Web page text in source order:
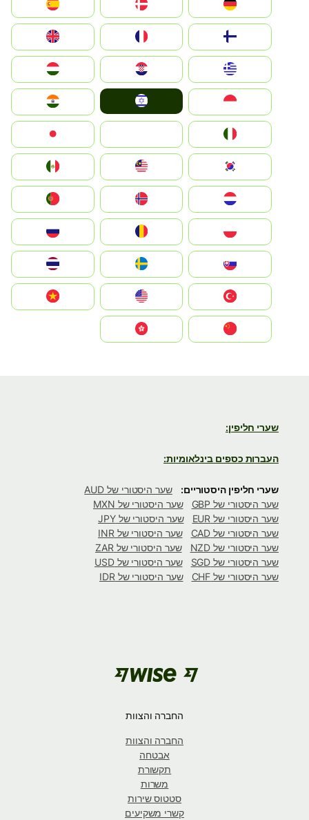
Deutschland
Denmark
United Kingdom
Hrvatska
Magyarország
Indonesia
South Korea
Nederland
Portugal
România
Slovensko
United States
Vietnam
שערי חליפין:
העברות כספים בינלאומיות:
שערי חליפין היסטוריים:
שער היסטורי של AUD
שער היסטורי של GBP
שער היסטורי של MXN
שער היסטורי של EUR
שער היסטורי של JPY
שער היסטורי של CAD
שער היסטורי של INR
שער היסטורי של NZD
שער היסטורי של ZAR
שער היסטורי של SGD
שער היסטורי של USD
שער היסטורי של CHF
שער היסטורי של IDR
החברה והצוות
החברה והצוות
אבטחה
תקשורת
משרות
סטטוס שירות
קשרי משקיעים